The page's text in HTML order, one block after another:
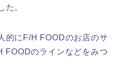
た。
的にF/H FOODのお店のサ
FOODのラインなどをみつ